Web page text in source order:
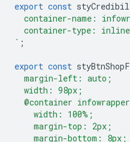
export const
container-name:
container-type:
` ;
export const
  margin-left: auto;
  width: 98px;
@container
    width: 100%;
    margin-top: 2px;
    margin-bottom: 8px;